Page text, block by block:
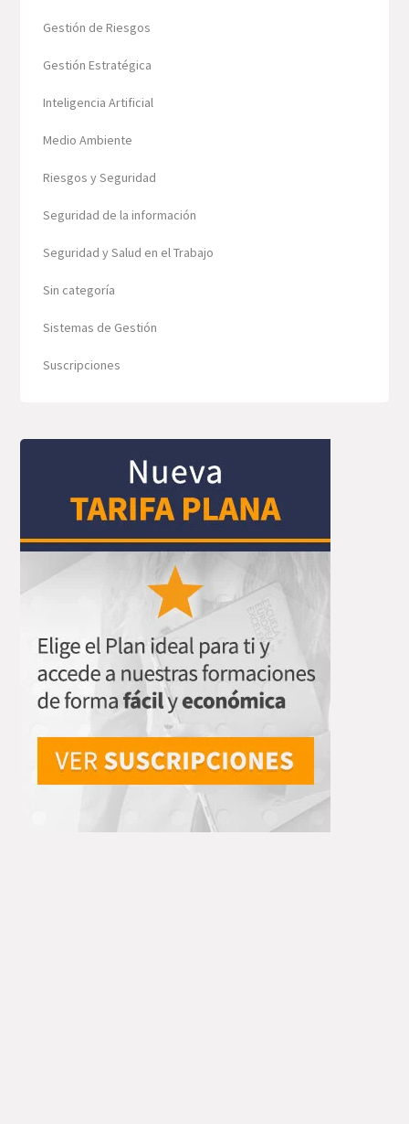
Gestión de Riesgos
Gestión Estratégica
Inteligencia Artificial
Medio Ambiente
Riesgos y Seguridad
Seguridad de la información
Seguridad y Salud en el Trabajo
Sin categoría
Sistemas de Gestión
Suscripciones